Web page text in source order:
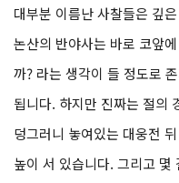
대부분 이름난 사찰들은 깊
논산의 반야사는 바로 코앞
까? 라는 생각이 들 정도로
됩니다. 하지만 진짜는 절의
덩그러니 놓여있는 대웅전
높이 서 있습니다. 그리고 몇